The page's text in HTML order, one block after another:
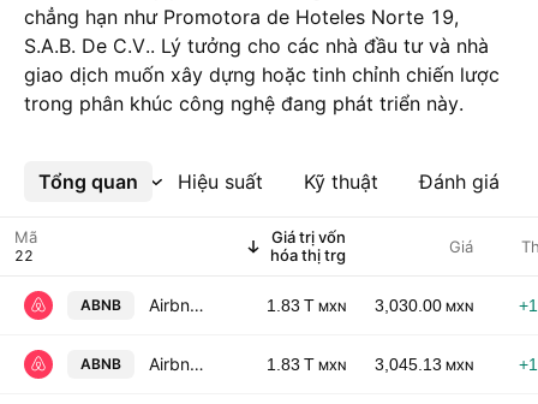
chẳng hạn như Promotora de Hoteles Norte 19,
S.A.B. De C.V.. Lý tưởng cho các nhà đầu tư và nhà
giao dịch muốn xây dựng hoặc tinh chỉnh chiến lược
trong phân khúc công nghệ đang phát triển này.
Tổng quan Hiệu suất Kỹ thuật Đánh giá
Xem thêm
Mã
Giá trị vốn
hóa thị trg
Giá
ABNB Airbnb, Inc. Class A 1.83 T MXN 3,030.00 MXN
ABNB Airbnb, Inc. Class A 1.83 T MXN 3,045.13 MXN